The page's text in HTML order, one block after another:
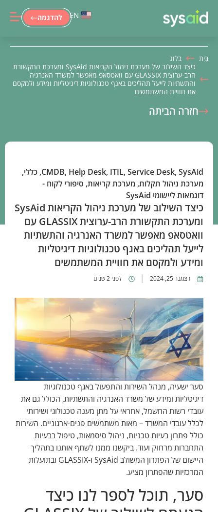
להדגמה EN
בַּיִת
בלוג
כיצד השילוב של מערכת ניהול הקריאות SysAid ומערכת התקשורת
הרב-ערוצית GLASSIX עם וואטסאפ מאפשר למשרד האנרגיה
והתשתיות לייעל תהליכים באגף טכנולוגיות דיגיטליות ומידע ולמקסם
את חוויית המשתמשים
חזרה הביתה
CMDB, Help Desk, ITIL,Service Desk,SysAid
, כללי,
מערכת ניהול תקלות, מערכת קריאות, סיפורי לקוח -
דוגמאות ליישומי SysAid
כיצד השילוב של מערכת ניהול הקריאות SysAid
ומערכת התקשורת הרב-ערוצית GLASSIX עם
וואטסאפ מאפשר למשרד האנרגיה והתשתיות
לייעל תהליכים באגף טכנולוגיות דיגיטליות
ומידע ולמקסם את חוויית המשתמשים
דצמבר 25, 2024 לפני 2 שנים
סער ישעיה, מנהל השירות והתפעול באגף טכנולוגיות
דיגיטליות ומידע של משרד האנרגיה והתשתיות, הכולל גם את
עובדי רשות החשמל, אחראי על מתן מענה טכנולוגי ושירותי
לכלל עובדי המשרד – מאות משתמשים פנים-ארגוניים. השירות
כולל פתרון בעיות טכניות, ניהול סיסמאות, טיפול בבעיות
התחברות מרחוק ועוד. ביקשנו ממנו לשתף אותנו בתהליך
היישום של הפתרון המשולב SysAid ו-GLASSIX ובתועלות
המרכזיות שהפתרון מציע.
סער, תוכל לספר לנו כיצד